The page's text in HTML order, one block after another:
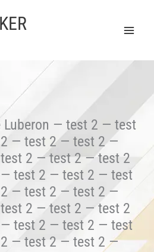
Luberon — test 2 — test
— test 2 — test 2 —
2 — test 2 — test 2
test 2 — test 2 — test
— test 2 — test 2 —
2 — test 2 — test 2
test 2 — test 2 — test
— test 2 — test 2 —